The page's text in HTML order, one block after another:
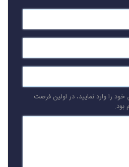
را وارد نمایید، در اولین فرصت
بود.